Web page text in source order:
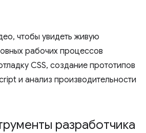
чтобы увидеть живую
рабочих процессов
CSS, создание прототипов
и анализ производительности
разработчика